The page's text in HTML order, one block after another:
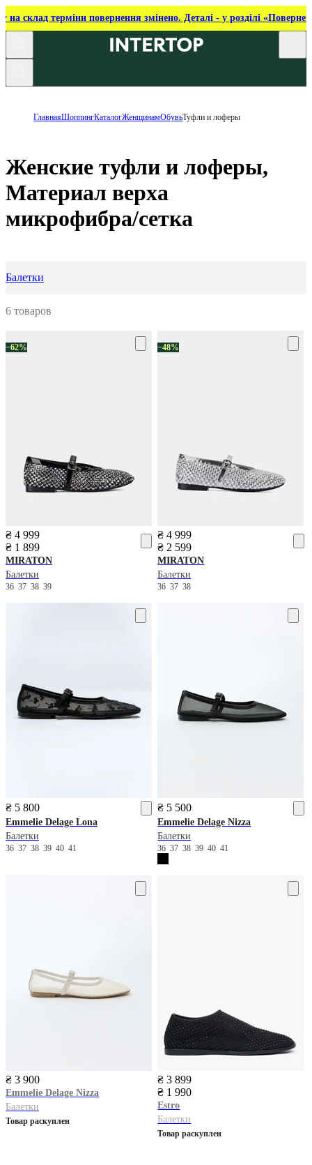
на склад терміни повернення змінено. Деталі - у розділі
ГлавнаяШоппингКаталогЖенщинамОбувьТуфли и лоферы
Женские туфли и лоферы,
Материал верха
микрофибра/сетка
Балетки
6 товаров
−62%
₴ 4 999
₴ 1 899
MIRATON
Балетки
36 37 38 39
−48%
₴ 4 999
₴ 2 599
MIRATON
Балетки
363738
₴ 5 800
Emmelie Delage Lona
Балетки
36 37 38 39 40 41
₴ 5 500
Emmelie Delage Nizza
Балетки
363738394041
₴ 3 900
Emmelie Delage Nizza
Балетки
Товар раскуплен
₴ 3 899
₴ 1 990
Estro
Балетки
Товар раскуплен